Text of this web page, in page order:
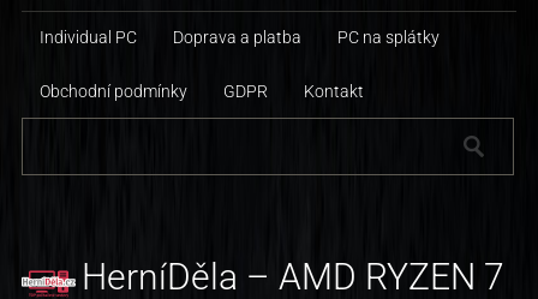
Individual PC Doprava a platba PC na splátky
Obchodní podmínky GDPR Kontakt
HerníDěla – AMD RYZEN 7